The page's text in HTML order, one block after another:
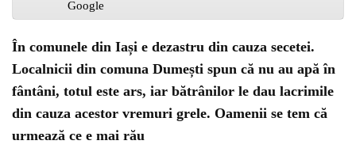
În comunele din Iași e dezastru din cauza secetei.
Localnicii din comuna Dumești spun că nu au apă în
fântâni, totul este ars, iar bătrânilor le dau lacrimile
din cauza acestor vremuri grele. Oamenii se tem că
urmează ce e mai rău